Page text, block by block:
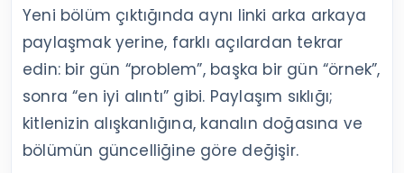
Yeni bölüm çıktığında aynı linki arka arkaya
paylaşmak yerine, farklı açılardan tekrar
edin: bir gün “problem”, başka bir gün “örnek”,
sonra “en iyi alıntı” gibi. Paylaşım sıklığı;
kitlenizin alışkanlığına, kanalın doğasına ve
bölümün güncelliğine göre değişir.